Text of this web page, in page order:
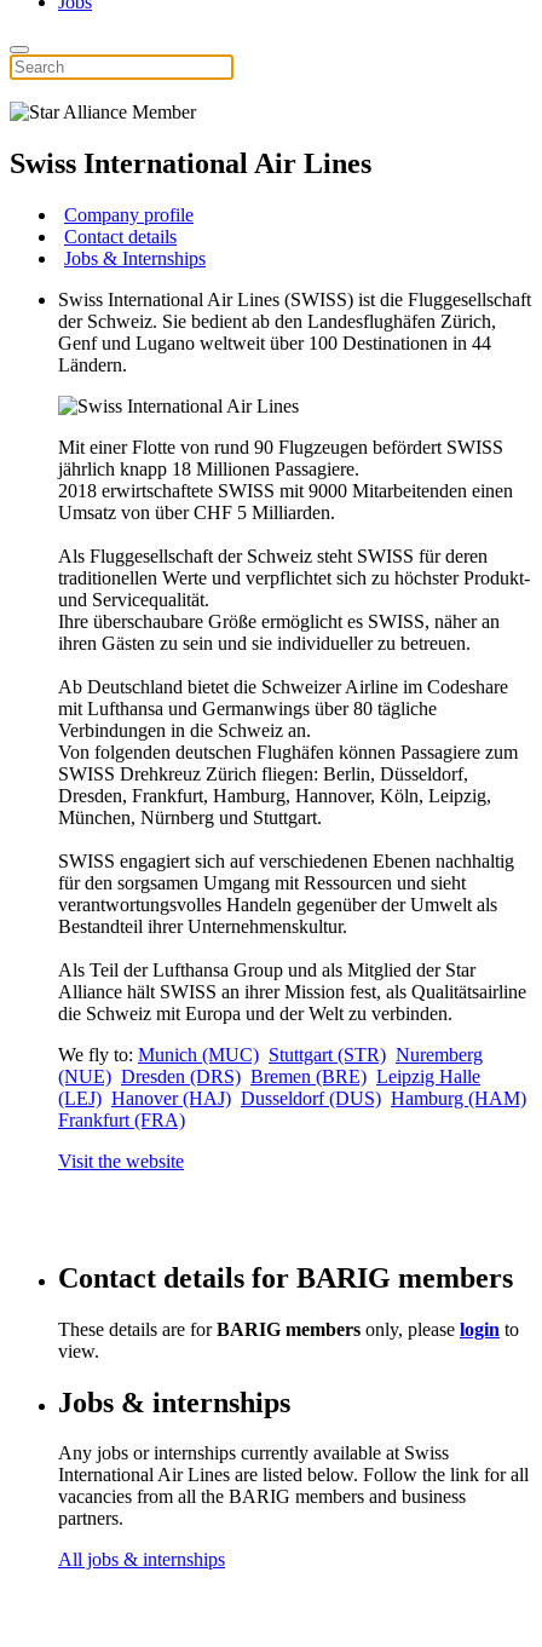
Swiss International Air Lines
Company profile
Contact details
Jobs & Internships
Swiss International Air Lines (SWISS) ist die Fluggesellschaft
der Schweiz. Sie bedient ab den Landesflughäfen Zürich,
Genf und Lugano weltweit über 100 Destinationen in 44
Ländern.
Mit einer Flotte von rund 90 Flugzeugen befördert SWISS
jährlich knapp 18 Millionen Passagiere.
2018 erwirtschaftete SWISS mit 9000 Mitarbeitenden einen
Umsatz von über CHF 5 Milliarden.
Als Fluggesellschaft der Schweiz steht SWISS für deren
traditionellen Werte und verpflichtet sich zu höchster Produkt-
und Servicequalität.
Ihre überschaubare Größe ermöglicht es SWISS, näher an
ihren Gästen zu sein und sie individueller zu betreuen.
Ab Deutschland bietet die Schweizer Airline im Codeshare
mit Lufthansa und Germanwings über 80 tägliche
Verbindungen in die Schweiz an.
Von folgenden deutschen Flughäfen können Passagiere zum
SWISS Drehkreuz Zürich fliegen: Berlin, Düsseldorf,
Dresden, Frankfurt, Hamburg, Hannover, Köln, Leipzig,
München, Nürnberg und Stuttgart.
SWISS engagiert sich auf verschiedenen Ebenen nachhaltig
für den sorgsamen Umgang mit Ressourcen und sieht
verantwortungsvolles Handeln gegenüber der Umwelt als
Bestandteil ihrer Unternehmenskultur.
Als Teil der Lufthansa Group und als Mitglied der Star
Alliance hält SWISS an ihrer Mission fest, als Qualitätsairline
die Schweiz mit Europa und der Welt zu verbinden.
We fly to: Munich (MUC) Stuttgart (STR) Nuremberg
(NUE) Dresden (DRS) Bremen (BRE) Leipzig Halle
(LEJ) Hanover (HAJ) Dusseldorf (DUS) Hamburg (HAM)
Frankfurt (FRA)
Visit the website
Contact details for BARIG members
These details are forBARIG members only, please login to
view.
Jobs & internships
Any jobs or internships currently available at Swiss
International Air Lines are listed below. Follow the link for all
vacancies from all the BARIG members and business
partners.
All jobs & internships